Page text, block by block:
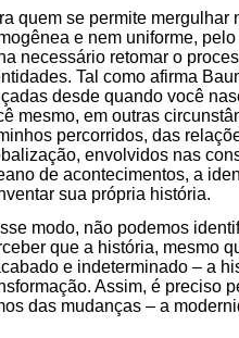
quem se permite
e nem uniforme,
necessário retomar o
Tal como afirma
desde quando você
mesmo, em outras
percorridos, das
envolvidos nas
de acontecimentos, a
sua própria história.
modo, não podemos
que a história, mesmo
e indeterminado – a
Assim, é preciso
das mudanças – a